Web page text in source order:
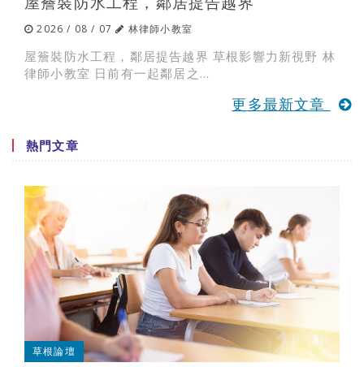
2026 / 08 / 07 林律師小教室
屋簷裝防水工程，鄰居提告越界 草根影響力新視野 林
律師小教室 日前有一起鄰居之...
更多最新文章
熱門文章
草根論壇